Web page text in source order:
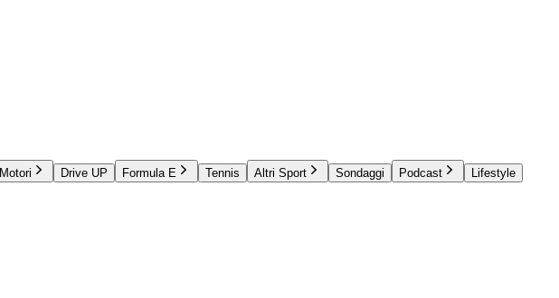
Motori Drive UP Formula E Tennis Altri Sport Sondaggi Podcast
Lifestyle